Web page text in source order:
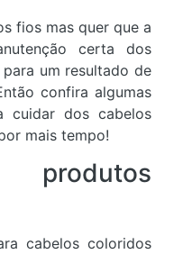
fios mas quer que a
certa dos
um resultado de
confira algumas
cuidar dos cabelos
mais tempo!
cabelos coloridos